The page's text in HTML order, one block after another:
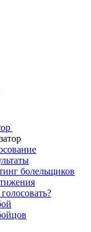
болельщиков